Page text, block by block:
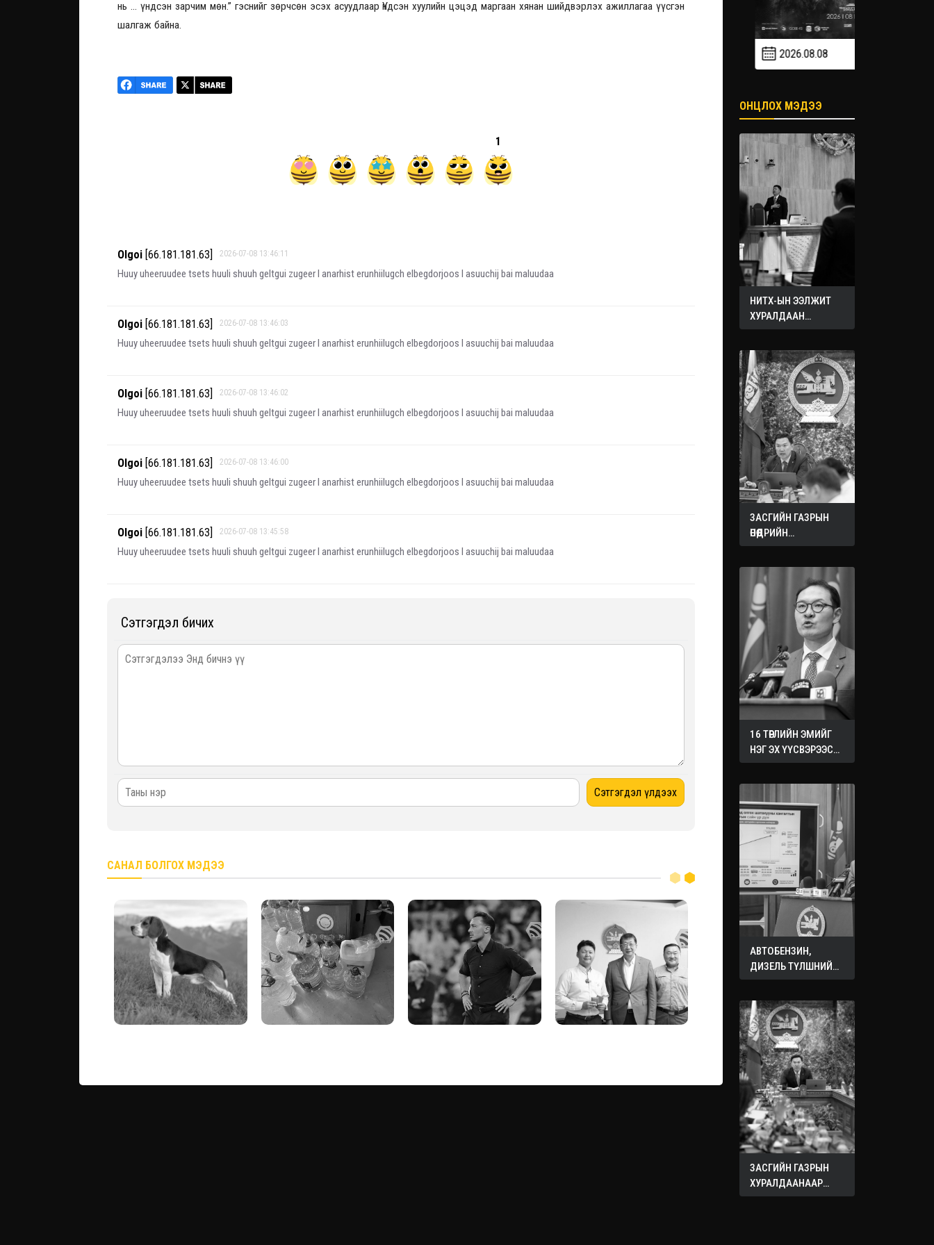
нь … үндсэн зарчим мөн.” гэснийг зөрчсөн эсэх асуудлаар Үндсэн хуулийн цэцэд маргаан хянан шийдвэрлэх ажиллагаа үүсгэн
шалгаж байна.
1
Olgoi [66.181.181.63] 2026-07-08 13:46:11
Huuy uheeruudee tsets huuli shuuh geltgui zugeer l anarhist erunhiilugch elbegdorjoos l asuuchij bai maluudaa
Olgoi [66.181.181.63] 2026-07-08 13:46:03
Huuy uheeruudee tsets huuli shuuh geltgui zugeer l anarhist erunhiilugch elbegdorjoos l asuuchij bai maluudaa
Olgoi [66.181.181.63] 2026-07-08 13:46:02
Huuy uheeruudee tsets huuli shuuh geltgui zugeer l anarhist erunhiilugch elbegdorjoos l asuuchij bai maluudaa
Olgoi [66.181.181.63] 2026-07-08 13:46:00
Huuy uheeruudee tsets huuli shuuh geltgui zugeer l anarhist erunhiilugch elbegdorjoos l asuuchij bai maluudaa
Olgoi [66.181.181.63] 2026-07-08 13:45:58
Huuy uheeruudee tsets huuli shuuh geltgui zugeer l anarhist erunhiilugch elbegdorjoos l asuuchij bai maluudaa
Сэтгэгдэл бичих
САНАЛ БОЛГОХ МЭДЭЭ
2026.08.08
ОНЦЛОХ МЭДЭЭ
НИТХ-ЫН ЭЭЛЖИТ
ХУРАЛДААН
ЭХЭЛЛЭЭ
ЗАСГИЙН ГАЗРЫН
ӨНӨӨДРИЙН
ХУРАЛДААНААС
ШИЙДВЭРҮҮД
16 ТӨРЛИЙН ЭМИЙГ
НЭГ ЭХ ҮҮСВЭРЭЭС
ХУДАЛДАН АВАХ
АВТОБЕНЗИН,
ДИЗЕЛЬ ТҮЛШНИЙ
ОНЦГОЙ АЛБАН
ЗАСГИЙН ГАЗРЫН
ХУРАЛДААНААР
ХЭЛЭЛЦЭЖ БУЙ